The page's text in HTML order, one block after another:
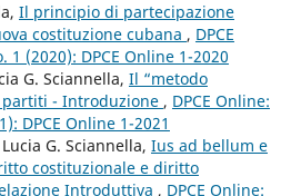
Il principio di partecipazione
costituzione cubana , DPCE
1 (2020): DPCE Online 1-2020
G. Sciannella, Il “metodo
- Introduzione , DPCE Online:
DPCE Online 1-2021
G. Sciannella, Ius ad bellum e
costituzionale e diritto
Introduttiva , DPCE Online: